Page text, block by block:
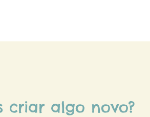
criar algo novo?